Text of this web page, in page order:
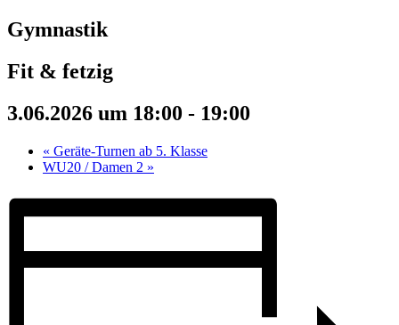
Gymnastik
Fit & fetzig
3.06.2026 um 18:00 - 19:00
« Geräte-Turnen ab 5. Klasse
WU20 / Damen 2 »